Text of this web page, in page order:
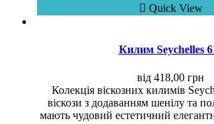
Quick View
Килим Seychelles
від 418,00 грн
Колекція віскозних килимів
віскози з додаванням шенілу та
мають чудовий естетичний